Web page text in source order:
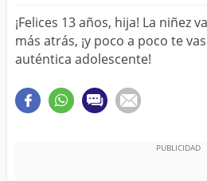
HERMANO
NOVIA
PAPA
¡Felices 13 años, hija! La niñez
más atrás, ¡y poco a poco te
auténtica adolescente!